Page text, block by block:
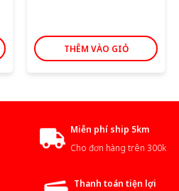
THÊM VÀO GIỎ
Miễn phí ship 5km
Cho đơn hàng trên 300k
Thanh toán tiện lợi